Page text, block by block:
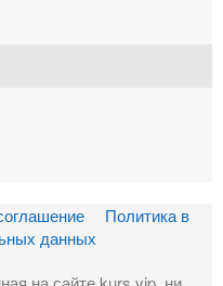
Политика в
данных